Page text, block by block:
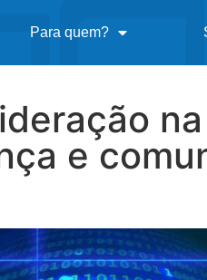
Para quem?
e